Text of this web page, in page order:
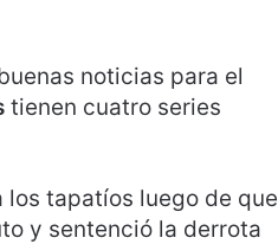
noticias para el
tienen cuatro series
los tapatíos luego de que
y sentenció la derrota